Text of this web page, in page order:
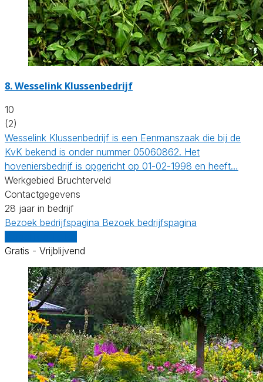
8.Wesselink Klussenbedrijf
10
(2)
Wesselink Klussenbedrijf is een Eenmanszaak die bij de
KvK bekend is onder nummer 05060862. Het
hoveniersbedrijf is opgericht op 01-02-1998 en heeft…
Werkgebied Bruchterveld
Contactgegevens
28 jaar in bedrijf
Bezoek bedrijfspagina Bezoek bedrijfspagina
Gratis - Vrijblijvend